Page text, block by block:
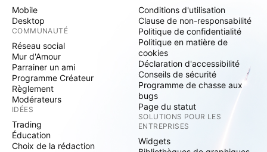
Mobile
Desktop
COMMUNAUTÉ
Réseau social
Mur d'Amour
Parrainer un ami
Programme Créateur
Règlement
Modérateurs
IDÉES
Trading
Éducation
Choix de la rédaction
Conditions d'utilisation
Clause de non-responsabilité
Politique de confidentialité
Politique en matière de
cookies
Déclaration d'accessibilité
Conseils de sécurité
Programme de chasse aux
bugs
Page du statut
SOLUTIONS POUR LES
ENTREPRISES
Widgets